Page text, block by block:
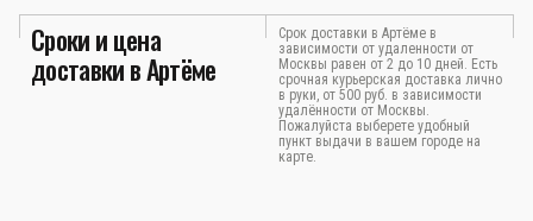
Сроки и цена
доставки в Артёме
Срок доставки в Артёме в
зависимости от удаленности от
Москвы равен от 2 до 10 дней. Есть
срочная курьерская доставка лично
в руки, от 500 руб. в зависимости
удалённости от Москвы.
Пожалуйста выберете удобный
пункт выдачи в вашем городе на
карте.